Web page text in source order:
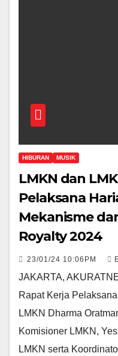
HIBURAN MUSIK
LMKN dan
Pelaksana
Mekanisme
Royalty 2024
23/01/24 10:06PM
JAKARTA,
Rapat Kerja
LMKN Dharma
Komisioner LMKN,
LMKN serta